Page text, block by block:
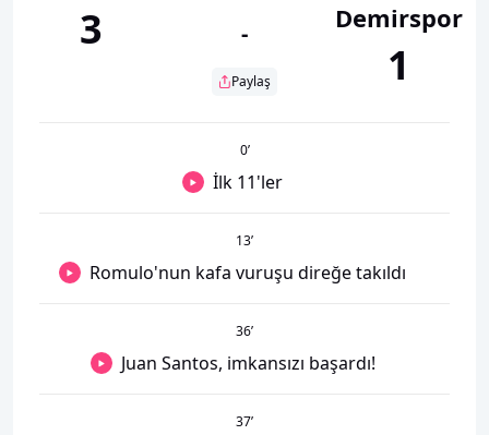
3 -
Paylaş
Demirspor
1
0’
İlk 11'ler
13’
Romulo'nun kafa vuruşu direğe takıldı
36’
Juan Santos, imkansızı başardı!
37’